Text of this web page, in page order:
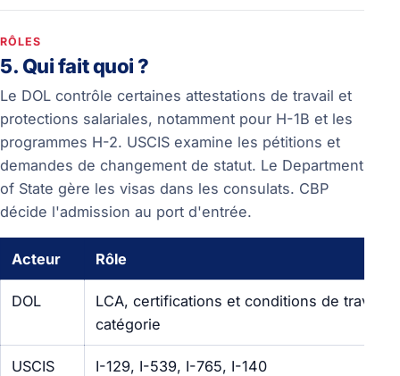
RÔLES
5. Qui fait quoi ?
Le DOL contrôle certaines attestations de travail et
protections salariales, notamment pour H-1B et les
programmes H-2. USCIS examine les pétitions et
demandes de changement de statut. Le Department
of State gère les visas dans les consulats. CBP
décide l'admission au port d'entrée.
Acteur Rôle
DOL
LCA, certifications et conditions de travail
catégorie
USCIS I-129, I-539, I-765, I-140